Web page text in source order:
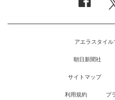
アエラスタイル
朝日新聞社
サイトマップ
利用規約 プ